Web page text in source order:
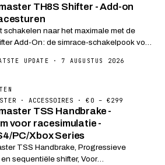
TH8S Shifter - Add-on
schakelen naar het maximale met de
Add-On: de simrace-schakelpook voor
enerverende sensaties van het hoogste
TH8S Shifter Add-On beschikt over een
UPDATE · 7 AUGUSTUS 2026
· ACCESSOIRES · €0 – €299
TSS Handbrake -
voor racesimulatie -
PC/Xbox Series
TSS Handbrake, Progressieve
sequentiële shifter, Voor